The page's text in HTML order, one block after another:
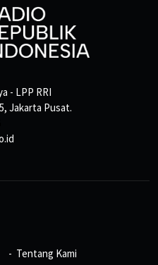
- LPP RRI
Jakarta Pusat.
Tentang Kami